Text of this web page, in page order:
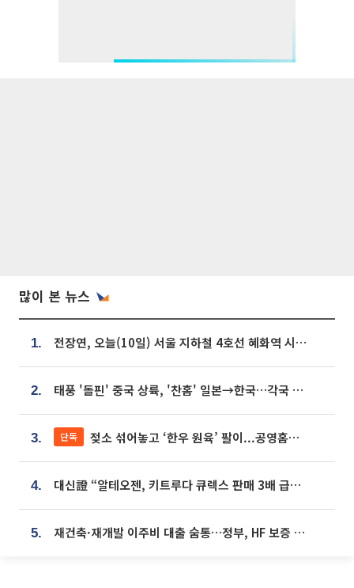
많이 본 뉴스
1. 전장연, 오늘(10일) 서울 지하철 4호선 혜화역 시위…1호선 용산역 무정차
2. 태풍 '돌핀' 중국 상륙, '찬홈' 일본→한국…각국 기상청 예상 경로는?
3. 단독 젖소 섞어놓고 ‘한우 원육’ 팔이...공영홈쇼핑 표기·검증 구멍
4. 대신證 “알테오젠, 키트루다 큐렉스 판매 3배 급증…목표가 41만원 상향”
5. 재건축·재개발 이주비 대출 숨통…정부, HF 보증 신설 추진